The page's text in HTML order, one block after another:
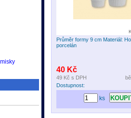
Průměr formy 9 cm Materiál:
porcelán
40 Kč
49 Kč s DPH
Dostupnost:
ks